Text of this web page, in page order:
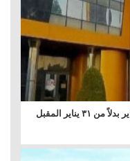
الجبلاية :مد فترة القيد الثانية حتى ٨ فبراير بدلاً من ٣١ يناير المقبل